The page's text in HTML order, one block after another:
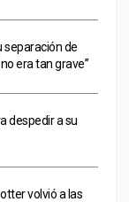
separación de
era tan grave”
despedir a su
volvió a las